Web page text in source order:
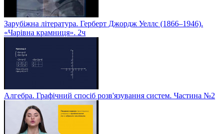
Зарубіжна література. Герберт Джордж Уеллс (1866–1946).
«Чарівна крамниця». 2ч
Алгебра. Графічний спосіб розв'язування систем. Частина №2